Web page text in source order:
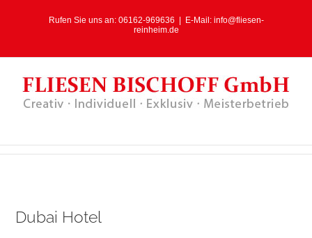
Rufen Sie uns an: 06162-969636 E-Mail: info@fliesen-
reinheim.de
Dubai Hotel